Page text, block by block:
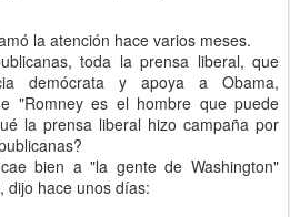
la atención hace varios meses.
toda la prensa liberal, que
demócrata y apoya a Obama,
"Romney es el hombre que puede
la prensa liberal hizo campaña por
bien a "la gente de Washington"
dijo hace unos días: